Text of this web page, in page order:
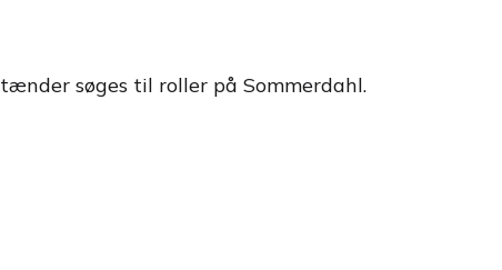
søges til roller på Sommerdahl.